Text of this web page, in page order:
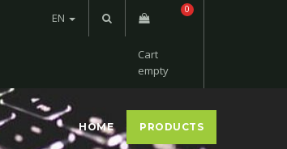
0
Cart
empty
EN
HOME PRODUCTS